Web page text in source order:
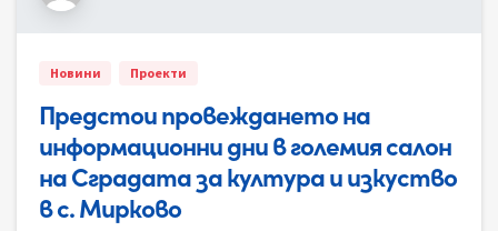
Новини Проекти
Предстои провеждането на
информационни дни в големия салон
на Сградата за култура и изкуство
в с. Мирково